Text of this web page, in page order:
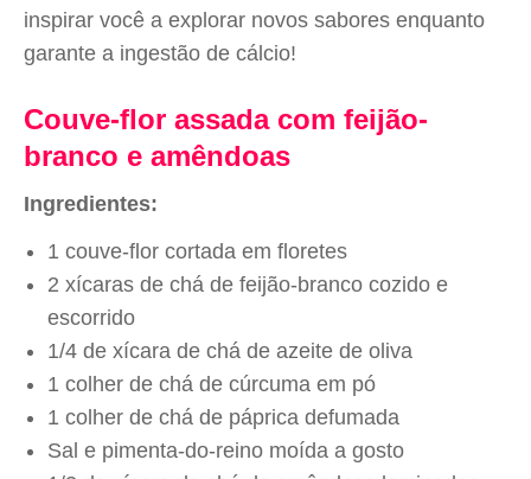
inspirar você a explorar novos sabores enquanto
garante a ingestão de cálcio!
Couve-flor assada com feijão-
branco e amêndoas
Ingredientes:
1 couve-flor cortada em floretes
2 xícaras de chá de feijão-branco cozido e
escorrido
1/4 de xícara de chá de azeite de oliva
1 colher de chá de cúrcuma em pó
1 colher de chá de páprica defumada
Sal e pimenta-do-reino moída a gosto